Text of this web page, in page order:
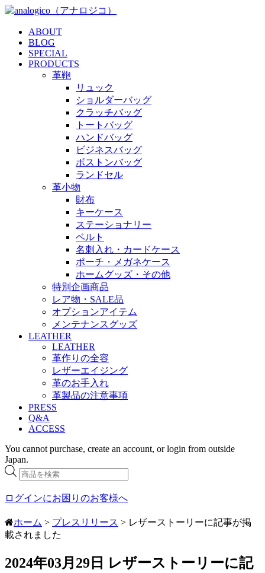
ABOUT
BLOG
SPECIAL
PRODUCTS
革鞄
リュック
ショルダーバッグ
クラッチバッグ
トートバッグ
ハンドバッグ
ビジネスバッグ
ボストンバッグ
ランドセル
革小物
財布
キーケース
ステーショナリー
ベルト
名刺入れ・カードケース
ポーチ・メガネケース
ホームグッズ・その他
特別企画商品
レア物・SALE品
オプションアイテム
メンテナンスグッズ
LEATHER
LEATHER
革作りの全容
レザーエイジング
革のお手入れ
革製品の注意事項
PRESS
Q&A
ACCESS
You cannot purchase, create an account, or login from outside
Japan.
商
品
検
ログインにお困りのお客様へ
ホーム > プレスリリース > レザーストーリーに記事が掲
載されました
2024年03月29日 レザーストーリーに記